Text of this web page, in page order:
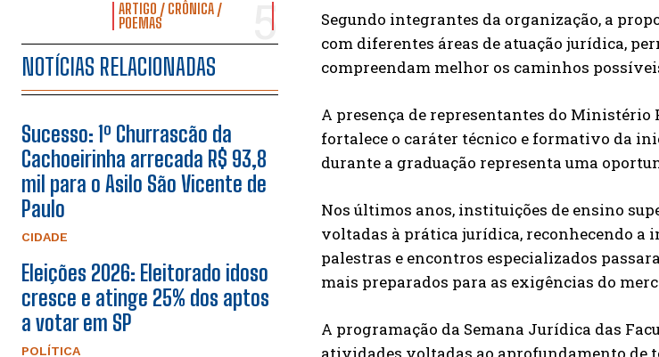
ARTIGO / CRÔNICA /
POEMAS
NOTÍCIAS RELACIONADAS
Sucesso: 1º Churrascão da
Cachoeirinha arrecada R$ 93,8
mil para o Asilo São Vicente de
Paulo
CIDADE
Eleições 2026: Eleitorado idoso
cresce e atinge 25% dos aptos
a votar em SP
POLÍTICA
Segundo integrantes da organização, a
com diferentes áreas de atuação jurídica,
compreendam melhor os caminhos
A presença de representantes do
fortalece o caráter técnico e formativo da
durante a graduação representa uma
Nos últimos anos, instituições de ensino
voltadas à prática jurídica, reconhecendo a
palestras e encontros especializados
mais preparados para as exigências do
A programação da Semana Jurídica das
atividades voltadas ao aprofundamento de